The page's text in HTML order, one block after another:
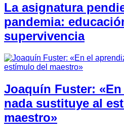
La asignatura
pandemia:
supervivencia
Joaquín Fuster:
nada sustituye al
maestro»